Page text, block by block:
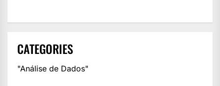
CATEGORIES
"Análise de Dados"